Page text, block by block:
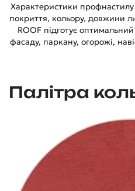
Характеристики
покриття, кольору, довжини
ROOF підготує
фасаду, паркану, огорожі,
Палітра